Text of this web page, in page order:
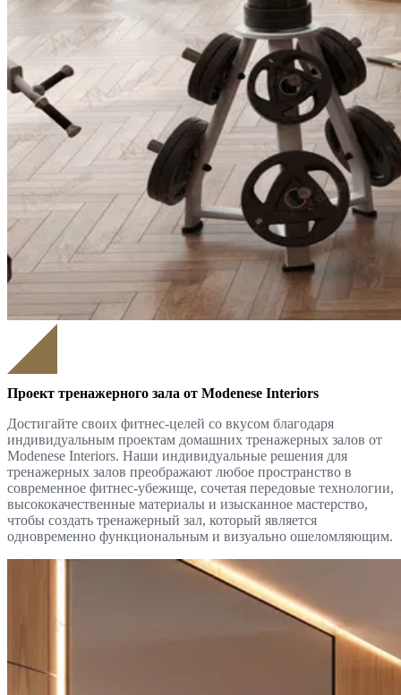
Проект тренажерного зала от Modenese Interiors
Достигайте своих фитнес-целей со вкусом благодаря
индивидуальным проектам домашних тренажерных залов от
Modenese Interiors. Наши индивидуальные решения для
тренажерных залов преображают любое пространство в
современное фитнес-убежище, сочетая передовые технологии,
высококачественные материалы и изысканное мастерство,
чтобы создать тренажерный зал, который является
одновременно функциональным и визуально ошеломляющим.